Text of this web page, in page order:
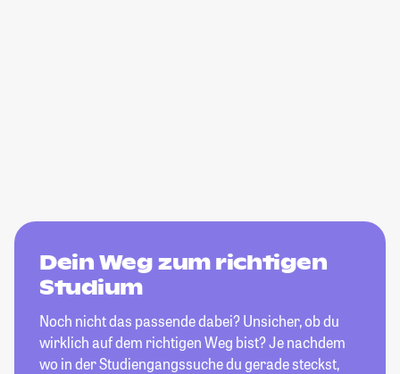
Dein Weg zum richtigen
Studium
Noch nicht das passende dabei? Unsicher, ob du
wirklich auf dem richtigen Weg bist? Je nachdem
wo in der Studiengangssuche du gerade steckst,